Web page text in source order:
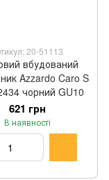
20-51113
вбудований
Azzardo Caro S
чорний GU10
621 грн
В наявності